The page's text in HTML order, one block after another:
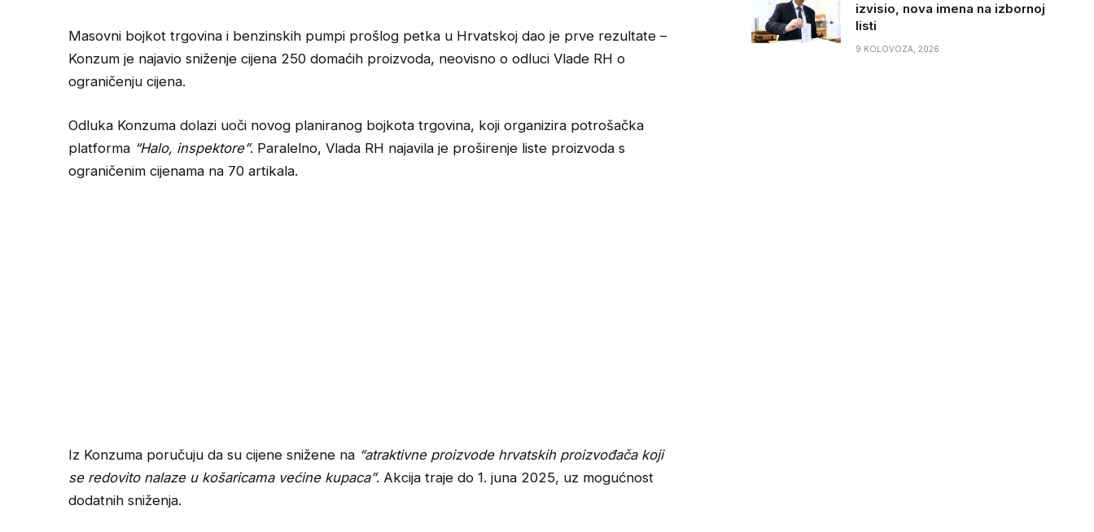
Masovni bojkot trgovina i benzinskih pumpi prošlog petka u Hrvatskoj dao je prve rezultate –
Konzum je najavio sniženje cijena 250 domaćih proizvoda, neovisno o odluci Vlade RH o
ograničenju cijena.
Odluka Konzuma dolazi uoči novog planiranog bojkota trgovina, koji organizira potrošačka
platforma “Halo, inspektore”. Paralelno, Vlada RH najavila je proširenje liste proizvoda s
ograničenim cijenama na 70 artikala.
Iz Konzuma poručuju da su cijene snižene na “atraktivne proizvode hrvatskih proizvođača koji
se redovito nalaze u košaricama većine kupaca”. Akcija traje do 1. juna 2025, uz mogućnost
dodatnih sniženja.
izvisio, nova imena na izbornoj
listi
9 KOLOVOZA, 2026